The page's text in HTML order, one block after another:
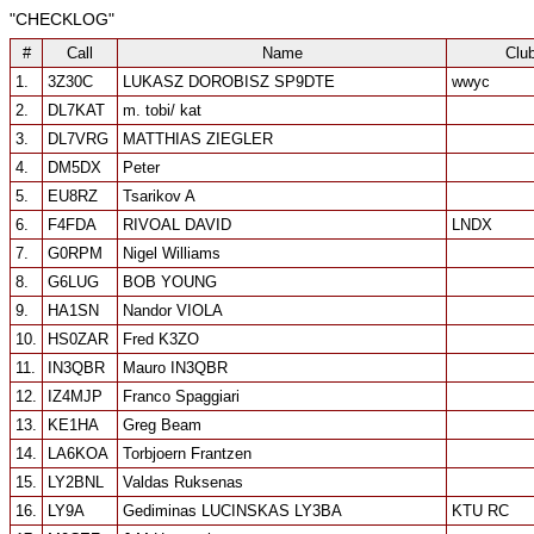
"CHECKLOG"
# Call Name
1.
3Z30C LUKASZ DOROBISZ SP9DTE
wwyc
2.
DL7KAT
m. tobi/ kat
3.
DL7VRG
MATTHIAS ZIEGLER
4.
DM5DX
Peter
5.
EU8RZ
Tsarikov A
6.
F4FDA RIVOAL DAVID
LNDX
7.
G0RPM
Nigel Williams
8.
G6LUG
BOB YOUNG
9.
HA1SN
Nandor VIOLA
10.
HS0ZAR
Fred K3ZO
11.
IN3QBR
Mauro IN3QBR
12.
IZ4MJP
Franco Spaggiari
13.
KE1HA
Greg Beam
14.
LA6KOA
Torbjoern Frantzen
15.
LY2BNL
Valdas Ruksenas
16.
LY9A Gediminas LUCINSKAS LY3BA
KTU RC